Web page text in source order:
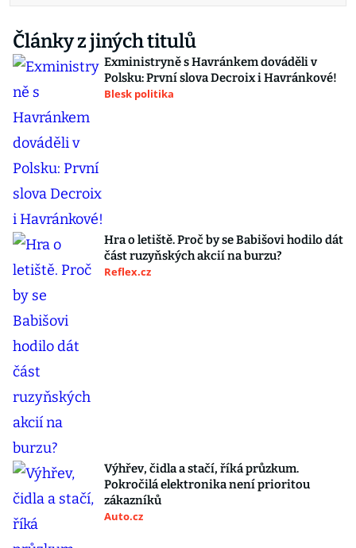
Články z jiných titulů
Exministryně s Havránkem dováděli v
Polsku: První slova Decroix i Havránkové!
Blesk politika
Hra o letiště. Proč by se Babišovi hodilo dát
část ruzyňských akcií na burzu?
Reflex.cz
Výhřev, čidla a stačí, říká průzkum.
Pokročilá elektronika není prioritou
zákazníků
Auto.cz